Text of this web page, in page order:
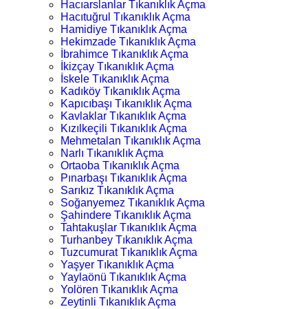
Hacıarslanlar Tıkanıklık Açma
Hacıtuğrul Tıkanıklık Açma
Hamidiye Tıkanıklık Açma
Hekimzade Tıkanıklık Açma
İbrahimce Tıkanıklık Açma
İkizçay Tıkanıklık Açma
İskele Tıkanıklık Açma
Kadıköy Tıkanıklık Açma
Kapıcıbaşı Tıkanıklık Açma
Kavlaklar Tıkanıklık Açma
Kızılkeçili Tıkanıklık Açma
Mehmetalan Tıkanıklık Açma
Narlı Tıkanıklık Açma
Ortaoba Tıkanıklık Açma
Pınarbaşı Tıkanıklık Açma
Sarıkız Tıkanıklık Açma
Soğanyemez Tıkanıklık Açma
Şahindere Tıkanıklık Açma
Tahtakuşlar Tıkanıklık Açma
Turhanbey Tıkanıklık Açma
Tuzcumurat Tıkanıklık Açma
Yaşyer Tıkanıklık Açma
Yaylaönü Tıkanıklık Açma
Yolören Tıkanıklık Açma
Zeytinli Tıkanıklık Açma